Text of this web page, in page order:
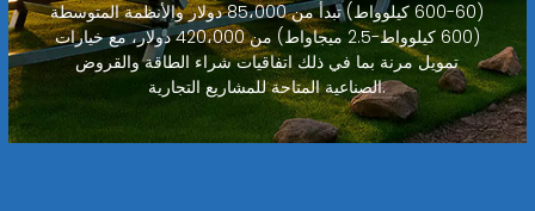
(60-600 كيلوواط) تبدأ من 85،000 دولار والأنظمة المتوسطة
(600 كيلوواط-2.5 ميجاواط) من 420،000 دولار، مع خيارات
تمويل مرنة بما في ذلك اتفاقيات شراء الطاقة والقروض
الصناعية المتاحة للمشاريع التجارية.